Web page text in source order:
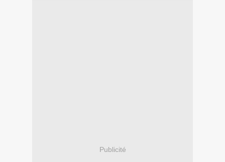
Publicité